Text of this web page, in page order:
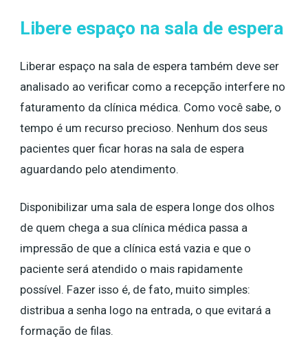
Libere espaço na sala de espera
Liberar espaço na sala de espera também deve ser
analisado ao verificar como a recepção interfere no
faturamento da clínica médica. Como você sabe, o
tempo é um recurso precioso. Nenhum dos seus
pacientes quer ficar horas na sala de espera
aguardando pelo atendimento.
Disponibilizar uma sala de espera longe dos olhos
de quem chega a sua clínica médica passa a
impressão de que a clínica está vazia e que o
paciente será atendido o mais rapidamente
possível. Fazer isso é, de fato, muito simples:
distribua a senha logo na entrada, o que evitará a
formação de filas.